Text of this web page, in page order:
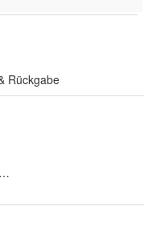
Rückgabe